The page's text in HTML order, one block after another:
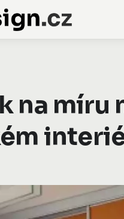
na míru